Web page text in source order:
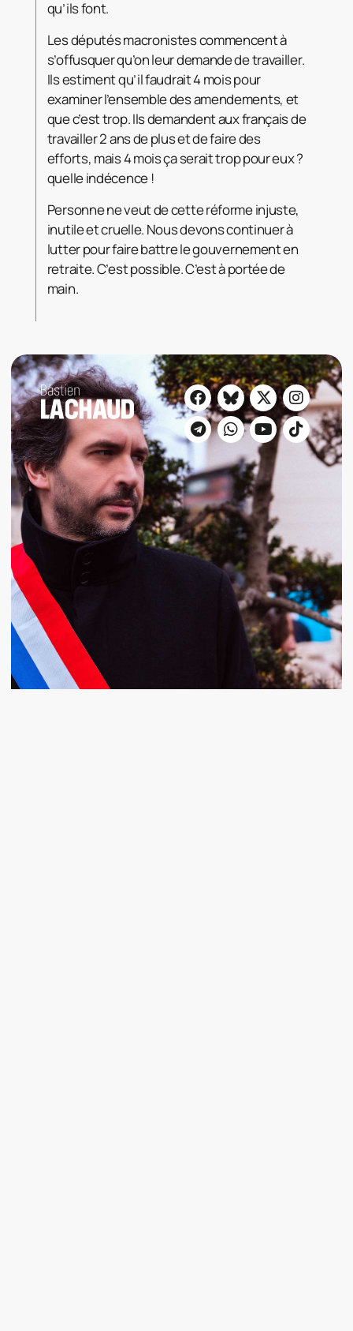
qu’ils font.
Les députés macronistes commencent à
s’offusquer qu’on leur demande de travailler.
Ils estiment qu’il faudrait 4 mois pour
examiner l’ensemble des amendements, et
que c’est trop. Ils demandent aux français de
travailler 2 ans de plus et de faire des
efforts, mais 4 mois ça serait trop pour eux ?
quelle indécence !
Personne ne veut de cette réforme injuste,
inutile et cruelle. Nous devons continuer à
lutter pour faire battre le gouvernement en
retraite. C’est possible. C’est à portée de
main.